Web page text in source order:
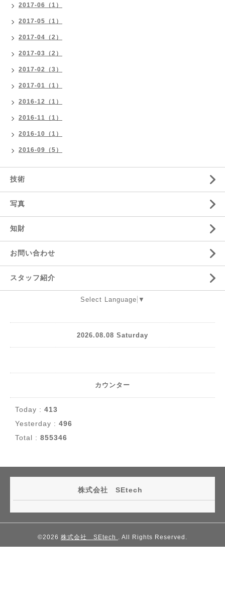
2017-06（1）
2017-05（1）
2017-04（2）
2017-03（2）
2017-02（3）
2017-01（1）
2016-12（1）
2016-11（1）
2016-10（1）
2016-09（5）
技術
写真
知財
お問い合わせ
スタッフ紹介
Select Language ▼
2026.08.08 Saturday
カウンター
Today : 413
Yesterday : 496
Total : 855346
株式会社 SEtech
©2026 株式会社 SEtech . All Rights Reserved.